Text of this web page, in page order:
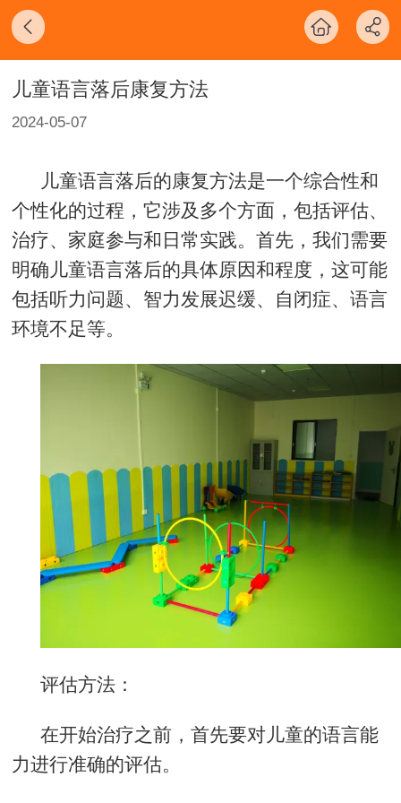
儿童语言落后康复方法
2024-05-07
儿童语言落后的康复方法是一个综合性和
个性化的过程，它涉及多个方面，包括评估、
治疗、家庭参与和日常实践。首先，我们需要
明确儿童语言落后的具体原因和程度，这可能
包括听力问题、智力发展迟缓、自闭症、语言
环境不足等。
评估方法：
在开始治疗之前，首先要对儿童的语言能
力进行准确的评估。